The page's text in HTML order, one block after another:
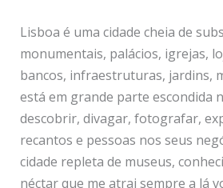
Lisboa é uma cidade cheia de
monumentais, palácios, igrejas,
bancos, infraestruturas, jardins,
está em grande parte escondida
descobrir, divagar, fotografar,
recantos e pessoas nos seus
cidade repleta de museus,
néctar que me atrai sempre a lá